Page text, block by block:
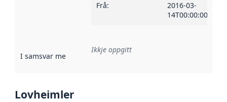
Frå:
2016-03-
14T00:00:00Z
I samsvar med Referanse til ei implementeringsregel eller
Ikkje oppgitt
Lovheimler